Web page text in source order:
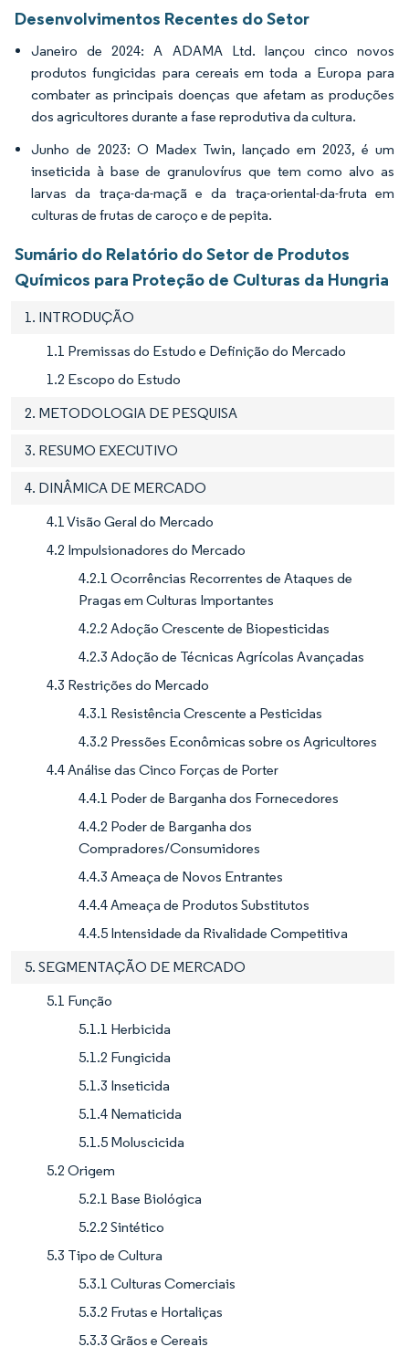
Desenvolvimentos Recentes do Setor
Janeiro de 2024: A ADAMA Ltd. lançou cinco novos
produtos fungicidas para cereais em toda a Europa para
combater as principais doenças que afetam as produções
dos agricultores durante a fase reprodutiva da cultura.
Junho de 2023: O Madex Twin, lançado em 2023, é um
inseticida à base de granulovírus que tem como alvo as
larvas da traça-da-maçã e da traça-oriental-da-fruta em
culturas de frutas de caroço e de pepita.
Sumário do Relatório do Setor de Produtos
Químicos para Proteção de Culturas da Hungria
1. INTRODUÇÃO
1.1 Premissas do Estudo e Definição do Mercado
1.2 Escopo do Estudo
2. METODOLOGIA DE PESQUISA
3. RESUMO EXECUTIVO
4. DINÂMICA DE MERCADO
4.1 Visão Geral do Mercado
4.2 Impulsionadores do Mercado
4.2.1 Ocorrências Recorrentes de Ataques de
Pragas em Culturas Importantes
4.2.2 Adoção Crescente de Biopesticidas
4.2.3 Adoção de Técnicas Agrícolas Avançadas
4.3 Restrições do Mercado
4.3.1 Resistência Crescente a Pesticidas
4.3.2 Pressões Econômicas sobre os Agricultores
4.4 Análise das Cinco Forças de Porter
4.4.1 Poder de Barganha dos Fornecedores
4.4.2 Poder de Barganha dos
Compradores/Consumidores
4.4.3 Ameaça de Novos Entrantes
4.4.4 Ameaça de Produtos Substitutos
4.4.5 Intensidade da Rivalidade Competitiva
5. SEGMENTAÇÃO DE MERCADO
5.1 Função
5.1.1 Herbicida
5.1.2 Fungicida
5.1.3 Inseticida
5.1.4 Nematicida
5.1.5 Moluscicida
5.2 Origem
5.2.1 Base Biológica
5.2.2 Sintético
5.3 Tipo de Cultura
5.3.1 Culturas Comerciais
5.3.2 Frutas e Hortaliças
5.3.3 Grãos e Cereais